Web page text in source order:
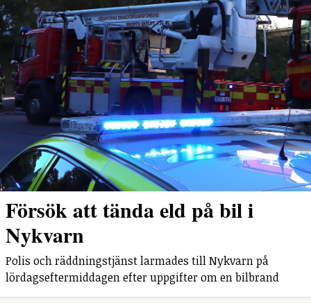
Försök att tända eld på bil i
Nykvarn
Polis och räddningstjänst larmades till Nykvarn på
lördagseftermiddagen efter uppgifter om en bilbrand